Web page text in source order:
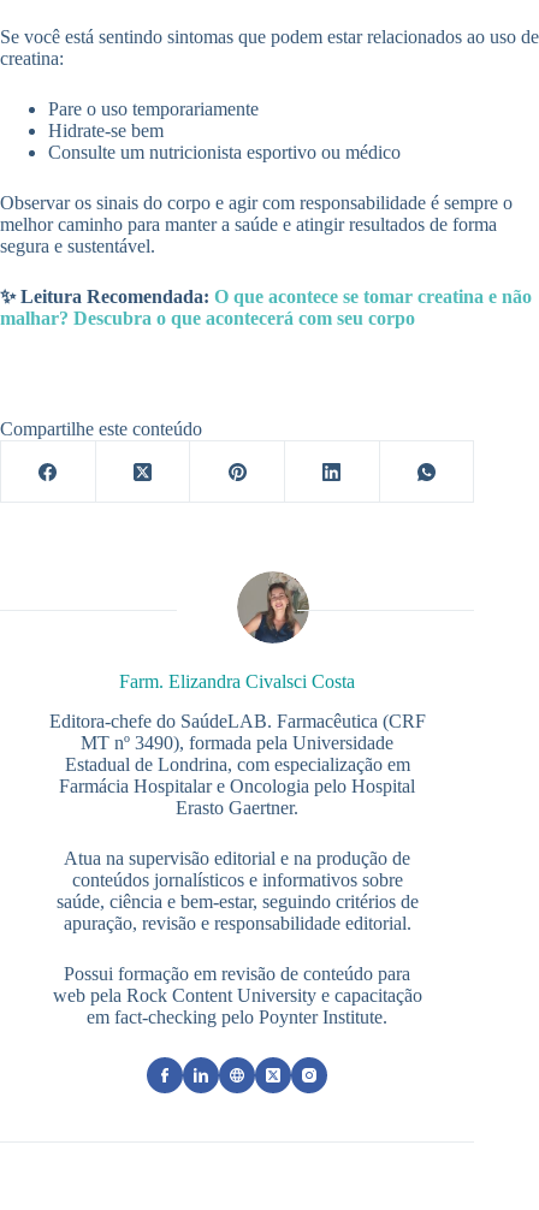
Se você está sentindo sintomas que podem estar relacionados ao uso de
creatina:
Pare o uso temporariamente
Hidrate-se bem
Consulte um nutricionista esportivo ou médico
Observar os sinais do corpo e agir com responsabilidade é sempre o
melhor caminho para manter a saúde e atingir resultados de forma
segura e sustentável.
✨ Leitura Recomendada: O que acontece se tomar creatina e não
malhar? Descubra o que acontecerá com seu corpo
Compartilhe este conteúdo
Farm. Elizandra Civalsci Costa
Editora-chefe do SaúdeLAB. Farmacêutica (CRF
MT nº 3490), formada pela Universidade
Estadual de Londrina, com especialização em
Farmácia Hospitalar e Oncologia pelo Hospital
Erasto Gaertner.
Atua na supervisão editorial e na produção de
conteúdos jornalísticos e informativos sobre
saúde, ciência e bem-estar, seguindo critérios de
apuração, revisão e responsabilidade editorial.
Possui formação em revisão de conteúdo para
web pela Rock Content University e capacitação
em fact-checking pelo Poynter Institute.